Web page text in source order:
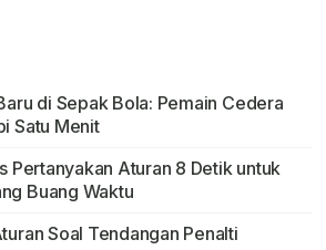
di Sepak Bola: Pemain Cedera
Satu Menit
Pertanyakan Aturan 8 Detik untuk
Buang Waktu
Soal Tendangan Penalti